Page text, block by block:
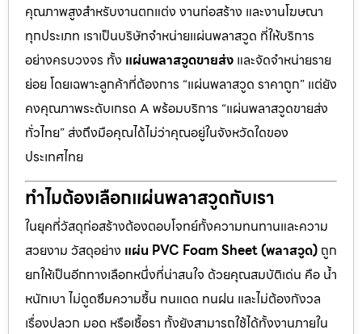
คุณภาพสูงสำหรับงานตกแต่ง งานก่อสร้าง และงานโฆษณา
ทุกประเภท เราเป็นบริษัทจำหน่ายแผ่นพลาสวูด ที่ให้บริการ
อย่างครบวงจร ทั้ง แผ่นพลาสวูดขายส่ง และจัดจำหน่ายราย
ย่อย โดยเฉพาะลูกค้าที่ต้องการ “แผ่นพลาสวูด ราคาถูก” แต่ยัง
คงคุณภาพระดับเกรด A พร้อมบริการ “แผ่นพลาสวูดขายส่ง
ทั่วไทย” ส่งถึงมือคุณได้ไม่ว่าคุณอยู่ในจังหวัดใดของ
ประเทศไทย
ทำไมต้องเลือกแผ่นพลาสวูดกับเรา
ในยุคที่วัสดุก่อสร้างต้องตอบโจทย์ทั้งความทนทานและความ
สวยงาม วัสดุอย่าง แผ่น PVC Foam Sheet (พลาสวูด) ถูก
ยกให้เป็นอีกทางเลือกหนึ่งที่น่าสนใจ ด้วยคุณสมบัติเด่น คือ น้ำ
หนักเบา ไม่ดูดซึมความชื้น ทนแดด ทนฝน และไม่ต้องกังวล
เรื่องปลวก มอด หรือเชื้อรา ทั้งยังสามารถใช้ได้ทั้งงานภายใน